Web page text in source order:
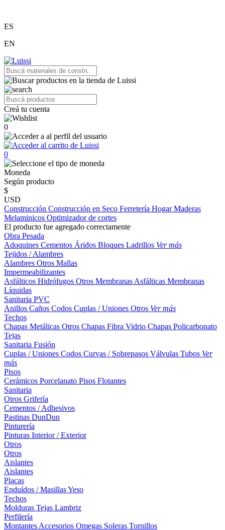
ES
EN
Creá tu cuenta
0
0
Moneda
Según producto
$
USD
Construcción Construcción en Seco Ferretería HogarMaderas
Melaminicos Optimizador de cortes
El producto fue agregado correctamente
Obra Pesada
Adoquines Cementos Áridos Bloques Ladrillos Ver más
Tejidos / Alambres
Alambres Otros Mallas
Impermeabilizantes
Asfálticos Hidrófugos Otros Membranas Asfálticas Membranas
Líquidas
Sanitaria PVC
Anillos Caños Codos Cuplas / Uniones Otros Ver más
Techos
Chapas Metálicas Otros Chapas Fibra Vidrio Chapas Policarbonato
Tejas
Sanitaria Fusión
Cuplas / Uniones Codos Curvas / Sobrepasos Válvulas Tubos Ver
más
Pisos
Cerámicos Porcelanato Pisos Flotantes
Sanitaria
Otros Grifería
Cementos / Adhesivos
Pastinas DunDun
Pinturería
Pinturas Interior / Exterior
Otros
Otros
Aislantes
Aislantes
Placas
Enduídos / MasillasYeso
Techos
Molduras Tejas Lambriz
Perfilería
Montantes Accesorios Omegas Soleras Tornillos